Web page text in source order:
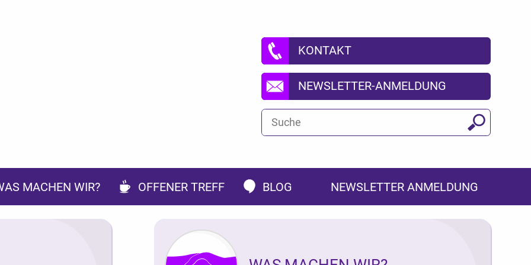
KONTAKT
NEWSLETTER-ANMELDUNG
Suchbegriff
Suchen
MACHEN WIR? OFFENER TREFF BLOG NEWSLETTER ANMELDUNG